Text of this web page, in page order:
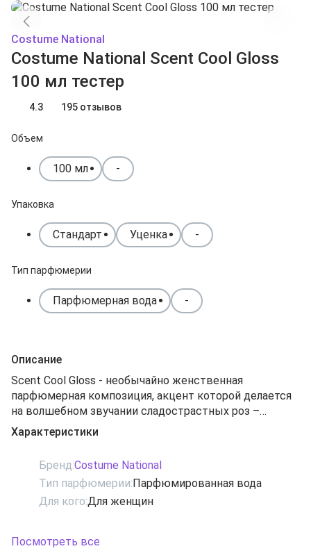
Costume National
Costume National Scent Cool Gloss
100 мл тестер
4.3 195 отзывов
Объем
100 мл -
Упаковка
Стандарт Уценка -
Тип парфюмерии
Парфюмерная вода -
Описание
Scent Cool Gloss - необычайно женственная
парфюмерная композиция, акцент которой делается
на волшебном звучании сладострастных роз –
столистной, утонченной хрустальной и
соблазнительной болгарской. Их аккорды
и сердце парфюма. Пряный анис и темпераментный
мускус в шлейфовых нотках лишь приятно
дополняют этот букет, придавая ему
Характеристики
Бренд:Costume National
Тип парфюмерии:Парфюмированная вода
Для кого:Для женщин
Посмотреть все